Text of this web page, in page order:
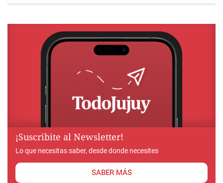
¡Suscribite al Newsletter!
Lo que necesitas saber, desde donde necesites
SABER MÁS